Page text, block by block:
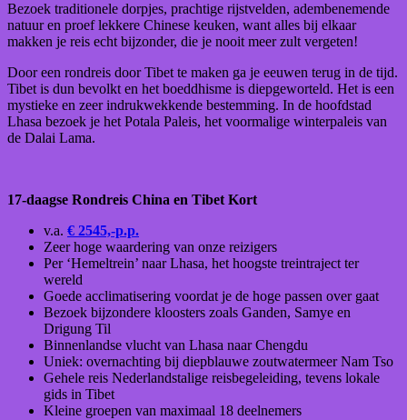
Bezoek traditionele dorpjes, prachtige rijstvelden, adembenemende
natuur en proef lekkere Chinese keuken, want alles bij elkaar
makken je reis echt bijzonder, die je nooit meer zult vergeten!
Door een rondreis door Tibet te maken ga je eeuwen terug in de tijd.
Tibet is dun bevolkt en het boeddhisme is diepgeworteld. Het is een
mystieke en zeer indrukwekkende bestemming. In de hoofdstad
Lhasa bezoek je het Potala Paleis, het voormalige winterpaleis van
de Dalai Lama.
17-daagse Rondreis China en Tibet Kort
v.a. € 2545,-p.p.
Zeer hoge waardering van onze reizigers
Per ‘Hemeltrein’ naar Lhasa, het hoogste treintraject ter
wereld
Goede acclimatisering voordat je de hoge passen over gaat
Bezoek bijzondere kloosters zoals Ganden, Samye en
Drigung Til
Binnenlandse vlucht van Lhasa naar Chengdu
Uniek: overnachting bij diepblauwe zoutwatermeer Nam Tso
Gehele reis Nederlandstalige reisbegeleiding, tevens lokale
gids in Tibet
Kleine groepen van maximaal 18 deelnemers